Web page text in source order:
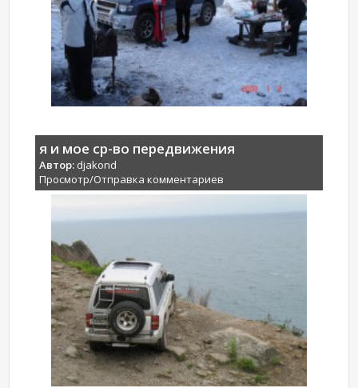
я и мое ср-во передвижения
Автор: djakond
Просмотр/Отправка комментариев